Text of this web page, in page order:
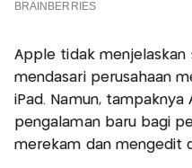
Apple tidak menjelaskan
mendasari perusahaan
iPad. Namun,
pengalaman baru bagi
merekam dan mengedit